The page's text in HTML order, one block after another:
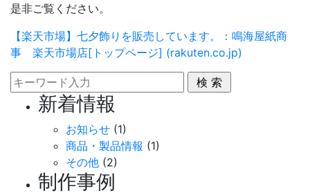
是非ご覧ください。
【楽天市場】七夕飾りを販売しています。：鳴海屋紙商
事 楽天市場店[トップページ] (rakuten.co.jp)
新着情報
お知らせ (1)
商品・製品情報 (1)
その他 (2)
制作事例